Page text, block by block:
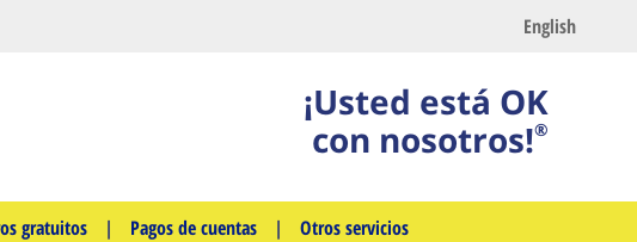
English
¡Usted está OK
con nosotros!®
gratuitos | Pagos de cuentas | Otros servicios